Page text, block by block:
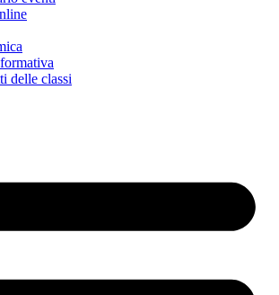
delle classi